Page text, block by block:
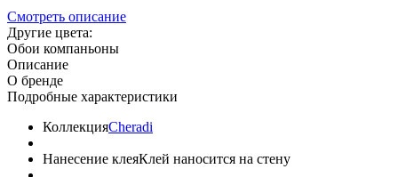
Смотреть описание
Другие цвета:
Обои компаньоны
Описание
О бренде
Подробные характеристики
КоллекцияCheradi
Нанесение клеяКлей наносится на стену